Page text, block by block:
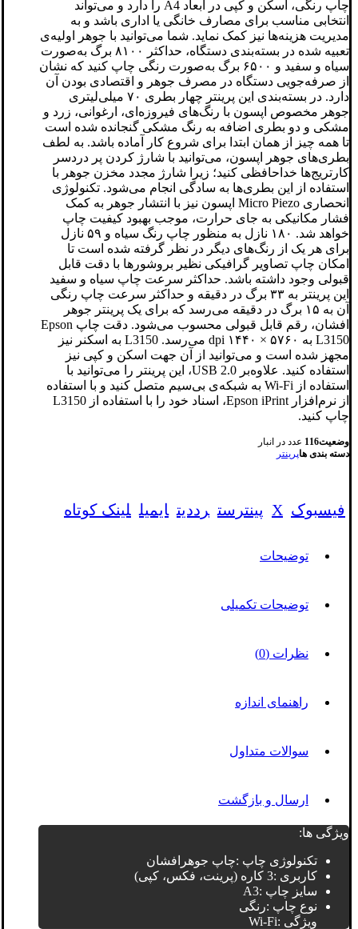
چاپ رنگی، اسکن و کپی در ابعاد A4 را دارد و می‌تواند
انتخابی مناسب برای مصارف خانگی یا اداری باشد و به
مدیریت هزینه‌ها نیز کمک نماید. شما می‌توانید با جوهر اولیه‌ی
تعبیه شده در بسته‌بندی دستگاه، حداکثر ۸۱۰۰ برگ به‌صورت
سیاه و سفید و ۶۵۰۰ برگ به‌صورت رنگی چاپ کنید که نشان
از صرفه‌جویی دستگاه در مصرف جوهر و اقتصادی بودن آن
دارد. در بسته‌بندی این پرینتر چهار بطری ۷۰ میلی‌لیتری‌
جوهر مخصوص اپسون با رنگ‌های فیروزه‌ای، ارغوانی، زرد و
مشکی و دو بطری اضافه به رنگ مشکی گنجانده شده است
تا همه چیز از همان ابتدا برای شروع کار آماده باشد. به لطف
بطری‌های جوهر اپسون، می‌توانید با شارژ کردن پر دردسر
کارتریج‌ها خداحافظی کنید؛ زیرا شارژ مجدد مخزن جوهر با
استفاده از این بطری‌ها به سادگی انجام می‌شود. تکنولوژی
انحصاری Micro Piezo اپسون نیز با انتشار جوهر به کمک
فشار مکانیکی به جای حرارت، موجب بهبود کیفیت چاپ
خواهد شد. ۱۸۰ نازل به منظور چاپ رنگ سیاه و ۵۹ نازل
برای هر یک از رنگ‌های دیگر در نظر گرفته شده است تا
امکان چاپ تصاویر گرافیکی نظیر بروشورها با دقت قابل
قبولی وجود داشته باشد. حداکثر سرعت چاپ سیاه و سفید
این پرینتر به ۳۳ برگ در دقیقه و حداکثر سرعت چاپ رنگی
آن به ۱۵ برگ در دقیقه می‌رسد که برای یک پرینتر جوهر
افشان، رقم قابل قبولی محسوب می‌‌شود. دقت چاپ Epson
L3150 به ۵۷۶۰ × ۱۴۴۰ dpi می‌رسد. L3150 به اسکنر نیز
مجهز شده است و می‌توانید از آن جهت اسکن و کپی نیز
استفاده کنید. علاوه‌بر USB 2.0، این پرینتر را می‌توانید با
استفاده از Wi-Fi به شبکه‌ی بی‌سیم متصل کنید و با استفاده
از نرم‌‌افزار Epson iPrint، اسناد خود را با استفاده از L3150
چاپ کنید.
وضعیت116 عدد در انبار
دسته بندی هاپرینتر
فیسبوک X پینترست رددیت ایمیل لینک کوتاه
توضیحات
توضیحات تکمیلی
نظرات (0)
راهنمای اندازه
سوالات متداول
ارسال و بازگشت
ویژگی ها:
تکنولوژی چاپ :چاپ جوهرافشان
کاربری :3 کاره (پرینت، فکس، کپی)
سایز چاپ :A3
نوع چاپ :رنگی
ویژگی :Wi-Fi